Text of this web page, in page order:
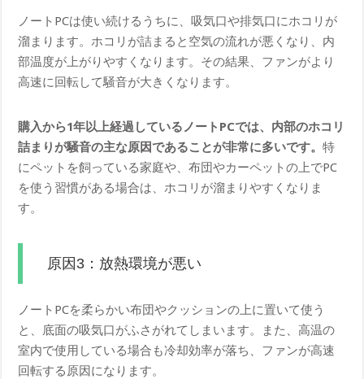
ノートPCは使い続けるうちに、吸気口や排気口にホコリが
溜まります。ホコリが詰まると空気の流れが悪くなり、内
部温度が上がりやすくなります。その結果、ファンがより
高速に回転して騒音が大きくなります。
購入から1年以上経過しているノートPCでは、内部のホコリ
詰まりが騒音の主な原因であることが非常に多いです。特
にペットを飼っている家庭や、布団やカーペットの上でPC
を使う習慣がある場合は、ホコリが溜まりやすくなりま
す。
原因3：放熱環境が悪い
ノートPCを柔らかい布団やクッションの上に置いて使う
と、底面の吸気口がふさがれてしまいます。また、高温の
室内で使用している場合も冷却効率が落ち、ファンが高速
回転する原因になります。